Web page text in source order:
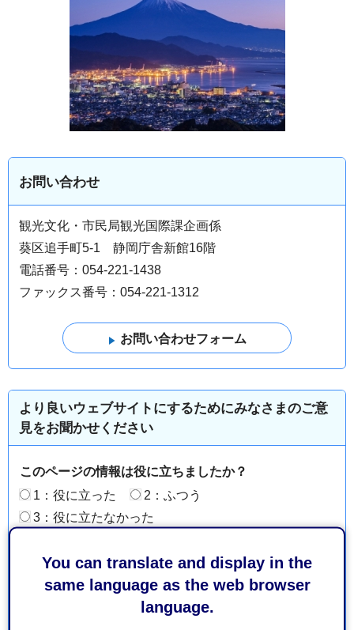
You can translate and display in the
same language as the web browser
language.
お問い合わせ
観光文化・市民局観光国際課企画係
葵区追手町5-1 静岡庁舎新館16階
電話番号：054-221-1438
ファックス番号：054-221-1312
より良いウェブサイトにするためにみなさまのご意
見をお聞かせください
このページの情報は役に立ちましたか？
1：役に立った
2：ふつう
3：役に立たなかった
1：見つけやすかった
2：ふつう
3：見つけにくかった